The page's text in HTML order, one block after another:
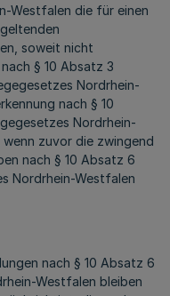
Westfalen die für einen
soweit nicht
§ 10 Absatz 3
Nordrhein-
nach § 10
Nordrhein-
zuvor die zwingend
nach § 10 Absatz 6
Nordrhein-Westfalen
nach § 10 Absatz 6
Westfalen bleiben